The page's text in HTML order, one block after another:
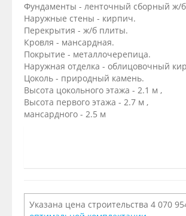
Фундаменты - ленточный сборный ж/
Наружные стены - кирпич.
Перекрытия - ж/б плиты.
Кровля - мансардная.
Покрытие - металлочерепица.
Наружная отделка - облицовочный
Цоколь - природный камень.
Высота цокольного этажа - 2.1 м ,
Высота первого этажа - 2.7 м ,
мансардного - 2.5 м
Указана цена строительства 4 070